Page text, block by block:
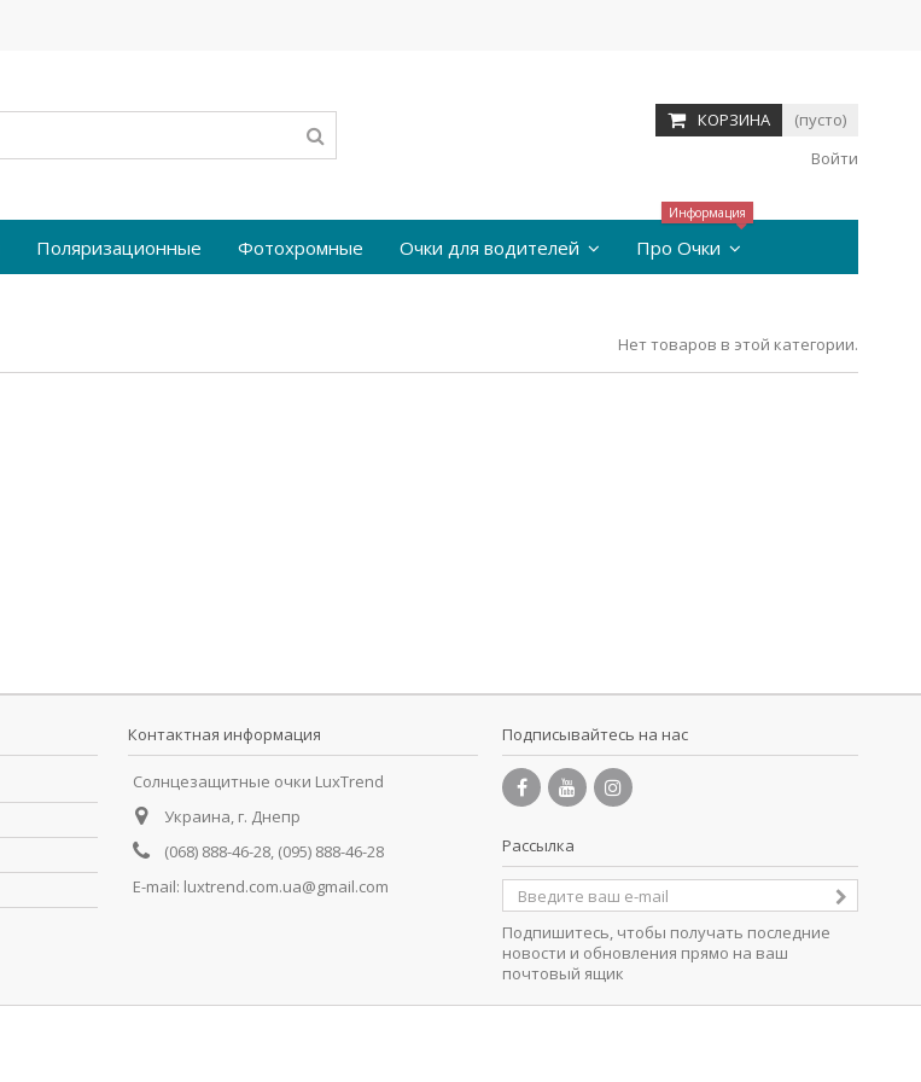
КОРЗИНА
(пусто)
Войти
Поляризационные Фотохромные Очки для водителей Про Очки
Информация
Нет товаров в этой категории.
Контактная информация
Солнцезащитные очки LuxTrend
Украина, г. Днепр
(068) 888-46-28, (095) 888-46-28
E-mail: luxtrend.com.ua@gmail.com
Подписывайтесь на нас
Рассылка
Подпишитесь, чтобы получать последние
новости и обновления прямо на ваш
почтовый ящик